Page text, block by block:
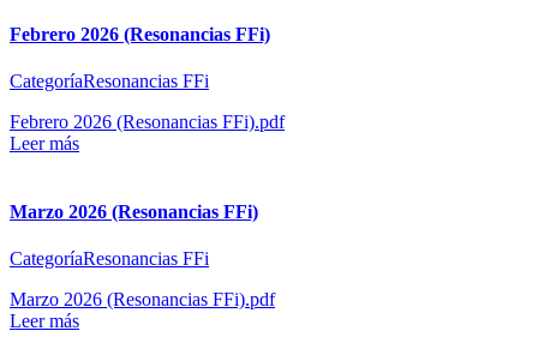
Febrero 2026 (Resonancias FFi)
CategoríaResonancias FFi
Febrero 2026 (Resonancias FFi).pdf
Leer más
Marzo 2026 (Resonancias FFi)
CategoríaResonancias FFi
Marzo 2026 (Resonancias FFi).pdf
Leer más